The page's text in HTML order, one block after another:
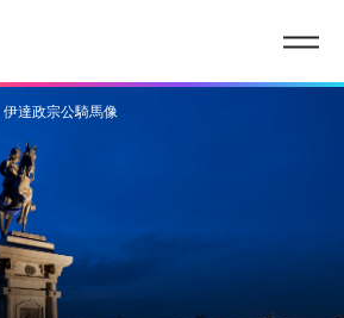
伊達政宗公騎馬像